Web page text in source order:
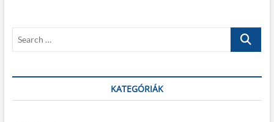
z
é
s
n
s
:
:
r
h
KATEGÓRIÁK